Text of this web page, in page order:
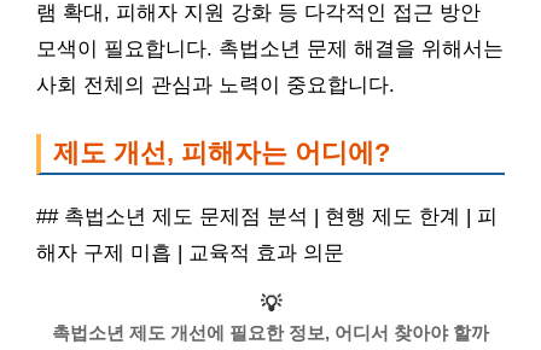
램 확대, 피해자 지원 강화 등 다각적인 접근 방안
모색이 필요합니다. 촉법소년 문제 해결을 위해서는
사회 전체의 관심과 노력이 중요합니다.
제도 개선, 피해자는 어디에?
## 촉법소년 제도 문제점 분석 | 현행 제도 한계 | 피
해자 구제 미흡 | 교육적 효과 의문
💡
촉법소년 제도 개선에 필요한 정보, 어디서 찾아야 할까